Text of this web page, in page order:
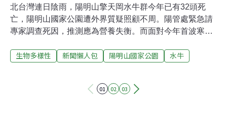
北台灣連日陰雨，陽明山擎天岡水牛群今年已有32頭死
亡，陽明山國家公園遭外界質疑照顧不周。陽管處緊急請
專家調查死因，推測應為營養失衡。而面對今年首波寒流
水牛大量死亡引關注今年入秋後，陽明山國家公園境內棲
基於動物防疫及動物福利，開始介入調查。根據陽管處調
生物多樣性 新聞懶人包 陽明山國家公園 水牛
01 02 03